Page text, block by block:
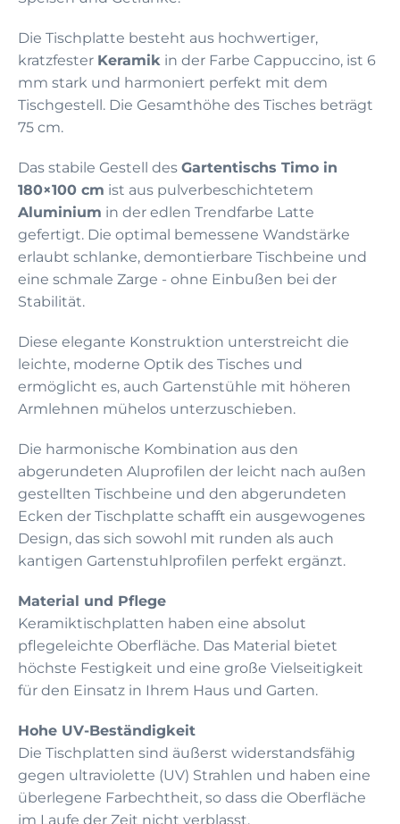
Die Tischplatte besteht aus hochwertiger,
kratzfester Keramik in der Farbe Cappuccino, ist 6
mm stark und harmoniert perfekt mit dem
Tischgestell. Die Gesamthöhe des Tisches beträgt
75 cm.
Das stabile Gestell des Gartentischs Timo in
180×100 cm ist aus pulverbeschichtetem
Aluminium in der edlen Trendfarbe Latte
gefertigt. Die optimal bemessene Wandstärke
erlaubt schlanke, demontierbare Tischbeine und
eine schmale Zarge - ohne Einbußen bei der
Stabilität.
Diese elegante Konstruktion unterstreicht die
leichte, moderne Optik des Tisches und
ermöglicht es, auch Gartenstühle mit höheren
Armlehnen mühelos unterzuschieben.
Die harmonische Kombination aus den
abgerundeten Aluprofilen der leicht nach außen
gestellten Tischbeine und den abgerundeten
Ecken der Tischplatte schafft ein ausgewogenes
Design, das sich sowohl mit runden als auch
kantigen Gartenstuhlprofilen perfekt ergänzt.
Material und Pflege
Keramiktischplatten haben eine absolut
pflegeleichte Oberfläche. Das Material bietet
höchste Festigkeit und eine große Vielseitigkeit
für den Einsatz in Ihrem Haus und Garten.
Hohe UV-Beständigkeit
Die Tischplatten sind äußerst widerstandsfähig
gegen ultraviolette (UV) Strahlen und haben eine
überlegene Farbechtheit, so dass die Oberfläche
im Laufe der Zeit nicht verblasst.